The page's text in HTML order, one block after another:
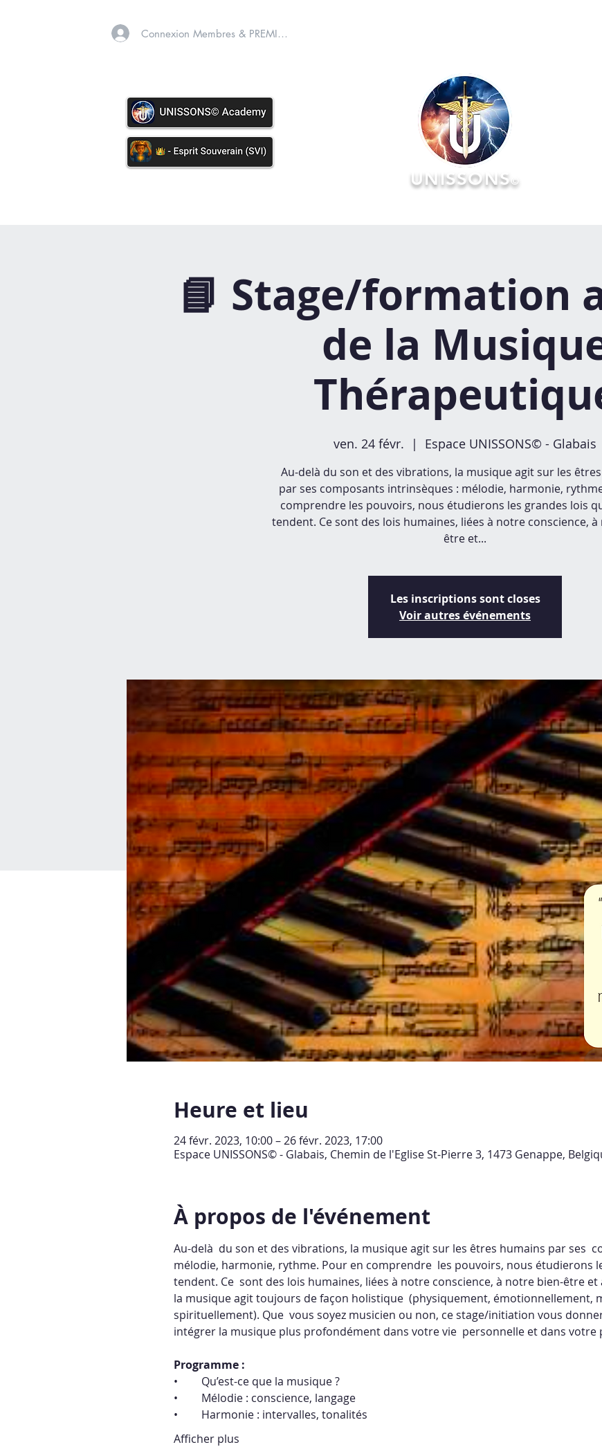
Connexion Membres & PREMIUM
UNISSONS©
📘 Stage/formation
de la
ven. 24 févr.
  |
Espace UNISSONS© - Glabais
Au-delà du son et des vibrations, la musique agit sur les
par ses composants intrinsèques : mélodie, harmonie,
comprendre les pouvoirs, nous étudierons les grandes lois
tendent. Ce sont des lois humaines, liées à notre conscience,
être et...
Les inscriptions sont closes
Voir autres événements
Heure et lieu
24 févr. 2023, 10:00 – 26 févr. 2023, 17:00
Espace UNISSONS© - Glabais, Chemin de l'Eglise St-Pierre 3, 1473 Genappe,
À propos de l'événement
Au-delà  du son et des vibrations, la musique agit sur les êtres humains par ses
mélodie, harmonie, rythme. Pour en comprendre  les pouvoirs, nous étudierons
tendent. Ce  sont des lois humaines, liées à notre conscience, à notre bien-être
la musique agit toujours de façon holistique  (physiquement, émotionnellement,
spirituellement). Que  vous soyez musicien ou non, ce stage/initiation vous
intégrer la musique plus profondément dans votre vie  personnelle et dans
Programme :
•	Qu’est-ce que la musique ?
•	Mélodie : conscience, langage
•	Harmonie : intervalles, tonalités
Afficher plus